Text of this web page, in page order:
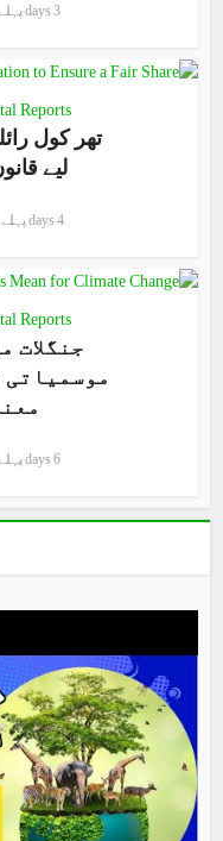
3 days پہلے
Reports
تھر کول
لیے
4 days پہلے
Reports
جنگلات
موسمیاتی
6 days پہلے